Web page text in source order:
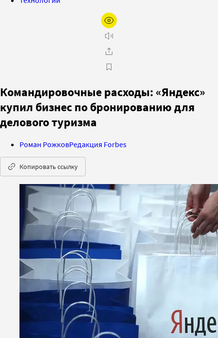
Командировочные расходы: «Яндекс»
купил бизнес по бронированию для
делового туризма
Роман РожковРедакция Forbes
Копировать ссылку